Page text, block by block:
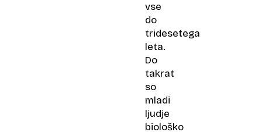
vse
do
tridesetega
leta.
Do
takrat
so
mladi
ljudje
biološko